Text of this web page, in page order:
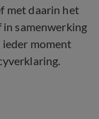
met daarin het
in samenwerking
ieder moment
.